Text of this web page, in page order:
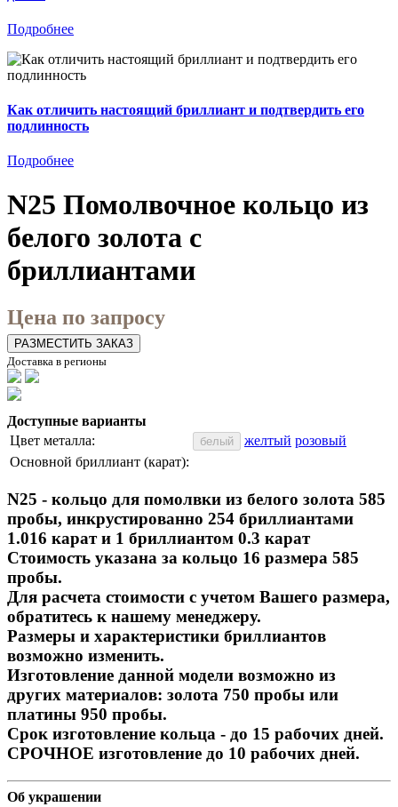
Подробнее
Как отличить настоящий бриллиант и подтвердить его
подлинность
Подробнее
N25 Помолвочное кольцо из
белого золота с
бриллиантами
Цена по запросу
РАЗМЕСТИТЬ ЗАКАЗ
Доставка в регионы
Доступные варианты
Цвет металла:
белый желтый розовый
Основной бриллиант (карат):
N25 - кольцо для помолвки из белого золота 585
пробы, инкрустированно 254 бриллиантами
1.016 карат и 1 бриллиантом 0.3 карат
Стоимость указана за кольцо 16 размера 585
пробы.
Для расчета стоимости с учетом Вашего размера,
обратитесь к нашему менеджеру.
Размеры и характеристики бриллиантов
возможно изменить.
Изготовление данной модели возможно из
других материалов: золота 750 пробы или
платины 950 пробы.
Срок изготовление кольца - до 15 рабочих дней.
СРОЧНОЕ изготовление до 10 рабочих дней.
Об украшении